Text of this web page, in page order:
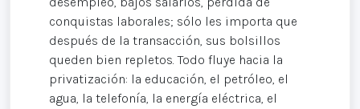
conquistas laborales; sólo les importa que
después de la transacción, sus bolsillos
queden bien repletos. Todo fluye hacia la
privatización: la educación, el petróleo, el
agua, la telefonía, la energía eléctrica, el